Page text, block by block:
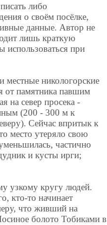
либо
о своём посёлке,
данные. Автор не
лишь краткую
использоваться при
никологорские
от памятника павшим
на север просека -
(200 - 300 м к
Сейчас впритык к
место утеряло свою
частично
и кусты ирги;
узкому кругу людей.
кто-то начинает
что живший на
болото Тобиками в